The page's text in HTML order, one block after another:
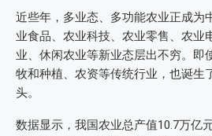
近些年，多业态、多功能农业正成为
业食品、农业科技、农业零售、农业
业、休闲农业等新业态层出不穷。即
牧和种植、农资等传统行业，也诞生
头。
数据显示，我国农业总产值10.7万亿